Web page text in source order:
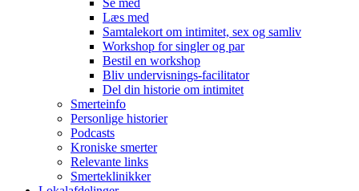
Se med
Læs med
Samtalekort om intimitet, sex og samliv
Workshop for singler og par
Bestil en workshop
Bliv undervisnings-facilitator
Del din historie om intimitet
Smerteinfo
Personlige historier
Podcasts
Kroniske smerter
Relevante links
Smerteklinikker